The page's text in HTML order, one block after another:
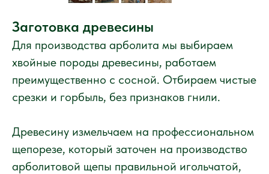
Заготовка древесины
Для производства арболита мы выбираем
хвойные породы древесины, работаем
преимущественно с сосной. Отбираем чистые
срезки и горбыль, без признаков гнили.
Древесину измельчаем на профессиональном
щепорезе, который заточен на производство
арболитовой щепы правильной игольчатой,